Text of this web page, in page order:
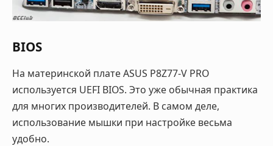
BIOS
На материнской плате ASUS P8Z77-V PRO
используется UEFI BIOS. Это уже обычная практика
для многих производителей. В самом деле,
использование мышки при настройке весьма
удобно.